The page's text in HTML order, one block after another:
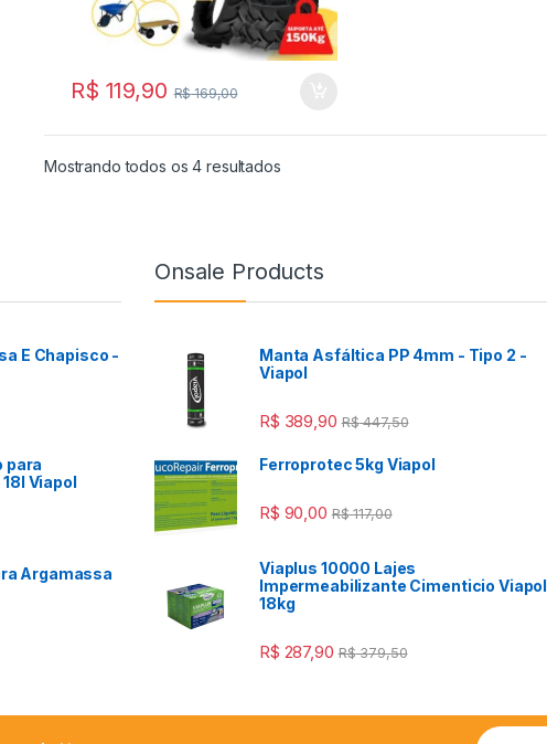
R$ 119,90 R$169,00
Mostrando todos os 4 resultados
E Chapisco -
para
Viapol
Argamassa
Onsale Products
Manta Asfáltica PP 4mm - Tipo 2 -
Viapol
R$ 389,90 R$447,50
Ferroprotec 5kg Viapol
R$ 90,00 R$117,00
Viaplus 10000 Lajes
Impermeabilizante Cimenticio Viapol
18kg
R$ 287,90 R$379,50